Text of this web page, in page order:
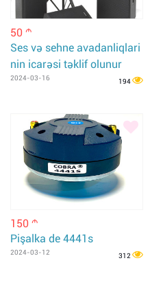
50 m
Ses və sehne avadanliqlari
nin icarəsi təklif olunur
2024-03-16 194
150 m
Pişalka de 4441s
2024-03-12 312